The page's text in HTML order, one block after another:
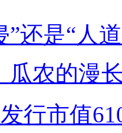
”还是“人
瓜农的漫
行市值